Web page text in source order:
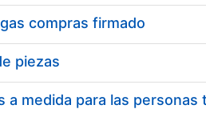
compras firmado
piezas